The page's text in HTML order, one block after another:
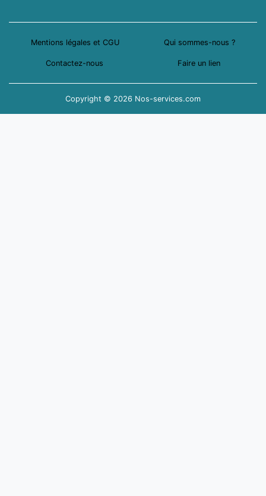
Mentions légales et CGU Qui sommes-nous ?
Contactez-nous Faire un lien
Copyright © 2026 Nos-services.com